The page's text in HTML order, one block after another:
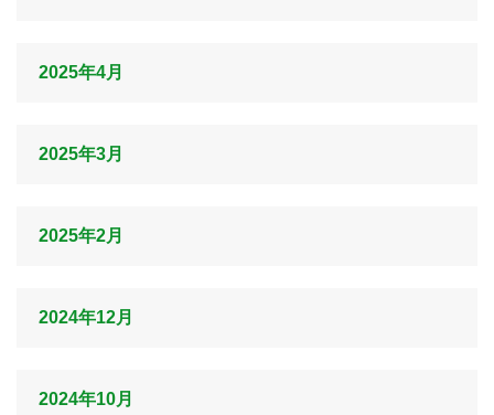
2025年4月
2025年3月
2025年2月
2024年12月
2024年10月